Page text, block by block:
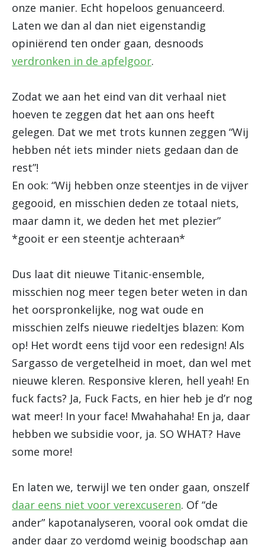
onze manier. Echt hopeloos genuanceerd.
Laten we dan al dan niet eigenstandig
opiniërend ten onder gaan, desnoods
verdronken in de apfelgoor.
Zodat we aan het eind van dit verhaal niet
hoeven te zeggen dat het aan ons heeft
gelegen. Dat we met trots kunnen zeggen “Wij
hebben nét iets minder niets gedaan dan de
rest”!
En ook: “Wij hebben onze steentjes in de vijver
gegooid, en misschien deden ze totaal niets,
maar damn it, we deden het met plezier”
*gooit er een steentje achteraan*
Dus laat dit nieuwe Titanic-ensemble,
misschien nog meer tegen beter weten in dan
het oorspronkelijke, nog wat oude en
misschien zelfs nieuwe riedeltjes blazen: Kom
op! Het wordt eens tijd voor een redesign! Als
Sargasso de vergetelheid in moet, dan wel met
nieuwe kleren. Responsive kleren, hell yeah! En
fuck facts? Ja, Fuck Facts, en hier heb je d’r nog
wat meer! In your face! Mwahahaha! En ja, daar
hebben we subsidie voor, ja. SO WHAT? Have
some more!
En laten we, terwijl we ten onder gaan, onszelf
daar eens niet voor verexcuseren. Of “de
ander” kapotanalyseren, vooral ook omdat die
ander daar zo verdomd weinig boodschap aan